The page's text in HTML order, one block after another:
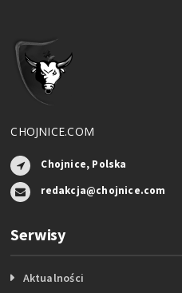
CHOJNICE.COM
Chojnice, Polska
redakcja@chojnice.com
Serwisy
Aktualności